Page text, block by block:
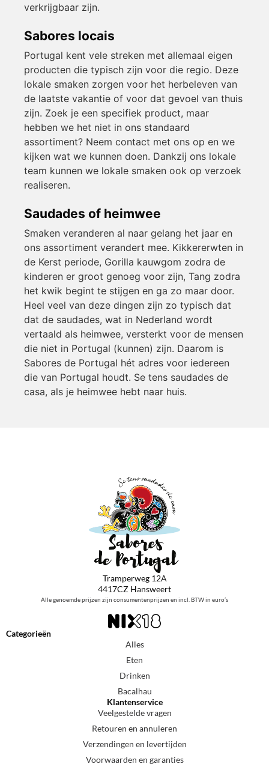
verkrijgbaar zijn.
Sabores locais
Portugal kent vele streken met allemaal eigen
producten die typisch zijn voor die regio. Deze
lokale smaken zorgen voor het herbeleven van
de laatste vakantie of voor dat gevoel van thuis
zijn. Zoek je een specifiek product, maar
hebben we het niet in ons standaard
assortiment? Neem contact met ons op en we
kijken wat we kunnen doen. Dankzij ons lokale
team kunnen we lokale smaken ook op verzoek
realiseren.
Saudades of heimwee
Smaken veranderen al naar gelang het jaar en
ons assortiment verandert mee. Kikkererwten in
de Kerst periode, Gorilla kauwgom zodra de
kinderen er groot genoeg voor zijn, Tang zodra
het kwik begint te stijgen en ga zo maar door.
Heel veel van deze dingen zijn zo typisch dat
dat de saudades, wat in Nederland wordt
vertaald als heimwee, versterkt voor de mensen
die niet in Portugal (kunnen) zijn. Daarom is
Sabores de Portugal hét adres voor iedereen
die van Portugal houdt. Se tens saudades de
casa, als je heimwee hebt naar huis.
Tramperweg 12A
4417CZ Hansweert
Alle genoemde prijzen zijn consumentenprijzen en incl. BTW in euro’s
Categorieën
Alles
Eten
Drinken
Bacalhau
Klantenservice
Veelgestelde vragen
Retouren en annuleren
Verzendingen en levertijden
Voorwaarden en garanties